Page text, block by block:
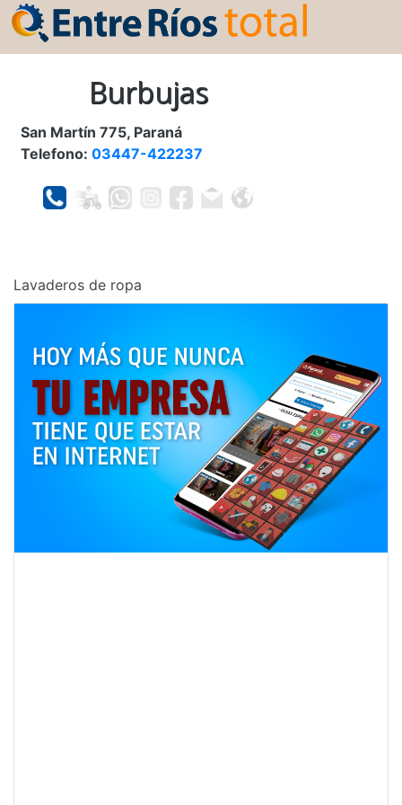
Burbujas
San Martín 775, Paraná
Telefono: 03447-422237
Lavaderos de ropa